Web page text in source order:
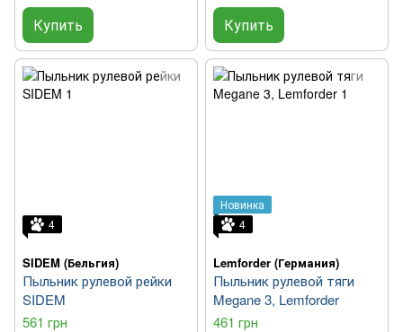
Купить Купить
4
SIDEM (Бельгия)
Пыльник рулевой рейки
SIDEM
561 грн
Новинка
4
Lemforder (Германия)
Пыльник рулевой тяги
Megane 3, Lemforder
461 грн